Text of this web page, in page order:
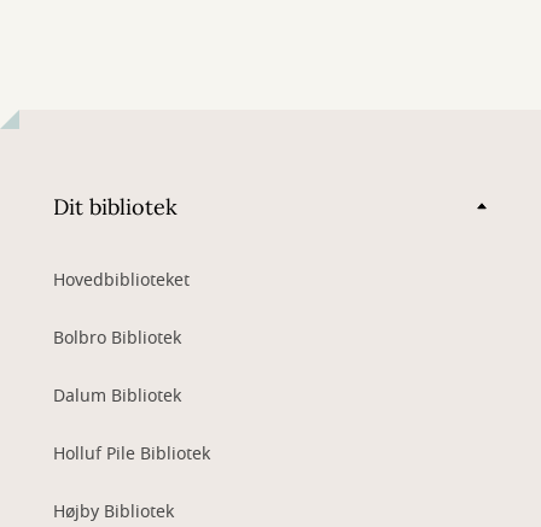
Dit bibliotek
Hovedbiblioteket
Bolbro Bibliotek
Dalum Bibliotek
Holluf Pile Bibliotek
Højby Bibliotek